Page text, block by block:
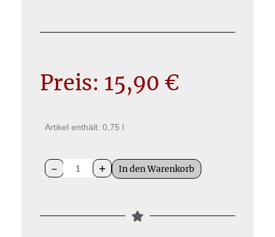
Preis: 15,90 €
Artikel enthält: 0,75 l
- + In den Warenkorb